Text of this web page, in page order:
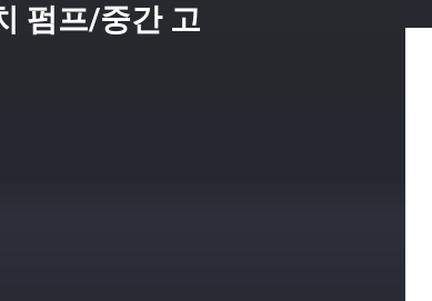
펌프/중간 고